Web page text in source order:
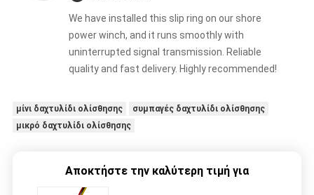
We have installed this slip ring on our shore
power winch, and it runs smoothly with
uninterrupted signal transmission. Reliable
quality and fast delivery. Highly recommended!
μίνι δαχτυλίδι ολίσθησης
συμπαγές δαχτυλίδι ολίσθησης
μικρό δαχτυλίδι ολίσθησης
Αποκτήστε την καλύτερη τιμή για